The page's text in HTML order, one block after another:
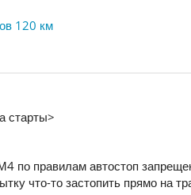
120 км
старты>
по правилам автостоп
что-то застопить прямо на